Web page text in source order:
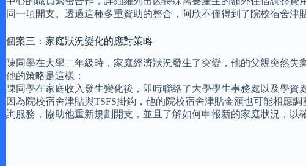
同一項開支。透過這種多重資助的整合，阿欣不僅得到了院校宿舍
個案三：家庭狀況變化的應對策略
陳同學在大學二年級時，家庭經濟狀況發生了突變，他的父親突然
他的策略是這樣：
陳同學在家庭收入發生變化後，即時聯絡了大學學生事務處以及學
因為院校宿舍津貼與TSFS掛鈎，他的院校宿舍津貼金額也可能相應
詢服務，協助他重新規劃開支，並且了解如何申報新的家庭狀況，